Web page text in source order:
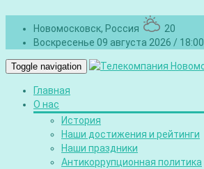
Новомосковск, Россия
20
Воскресенье 09 августа 2026 / 18:00
Toggle navigation
Главная
О нас
История
Наши достижения и рейтинги
Наши праздники
Антикоррупционная политика